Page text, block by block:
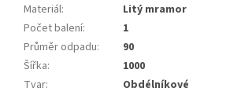
Materiál:
Litý mramor
Počet balení:
1
Průměr odpadu:
90
Šířka:
1000
Tvar:
Obdélníkové